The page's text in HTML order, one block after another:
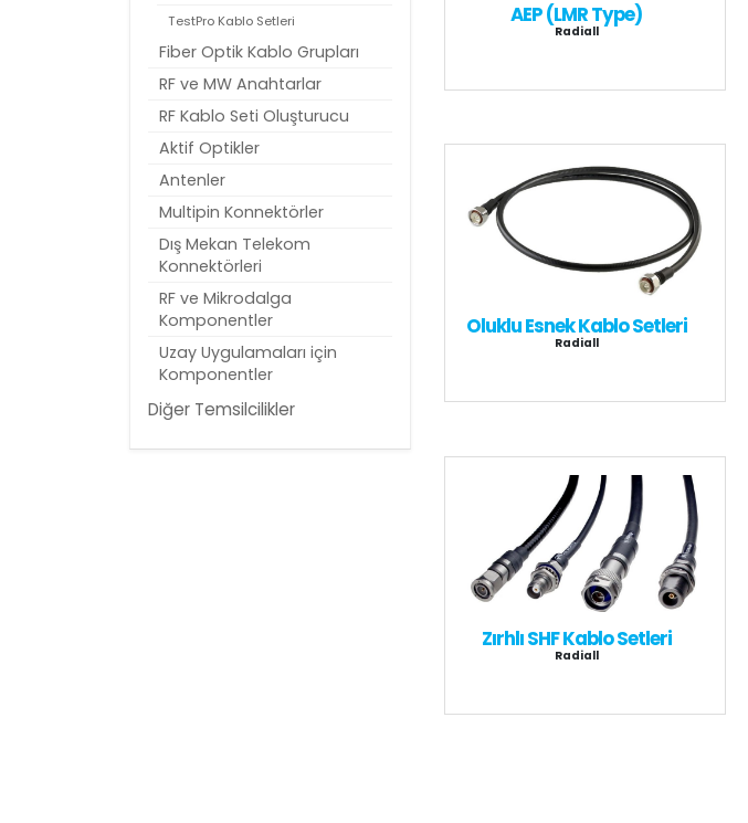
TestPro Kablo Setleri
Fiber Optik Kablo Grupları
RF ve MW Anahtarlar
RF Kablo Seti Oluşturucu
Aktif Optikler
Antenler
Multipin Konnektörler
Dış Mekan Telekom
Konnektörleri
RF ve Mikrodalga
Komponentler
Uzay Uygulamaları için
Komponentler
Diğer Temsilcilikler
AEP (LMR Type)
Radiall
Oluklu Esnek Kablo Setleri
Radiall
Zırhlı SHF Kablo Setleri
Radiall